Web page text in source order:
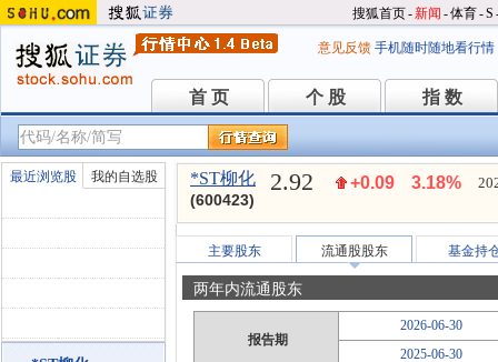
搜狐首页-新闻 -体育-S
意见反馈 手机随时随地看行情
首 页
首 页 个 股
个 股 指 数
指 数
最近浏览股 我的自选股 *ST柳化
(600423)
2.92 +0.09 3.18%
主要股东 流通股股东 基金持
两年内流通股东
报告期
2026-06-30
2025-06-30